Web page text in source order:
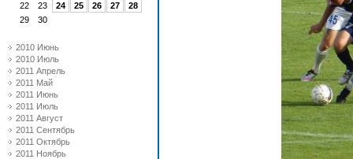
22
23 24 25 26 27
28
29
30
2010 Июнь
2010 Июль
2011 Апрель
2011 Май
2011 Июнь
2011 Июль
2011 Август
2011 Сентябрь
2011 Октябрь
2011 Ноябрь